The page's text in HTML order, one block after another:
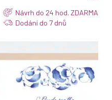
Návrh do 24 hod. ZDARMA
Dodání do 7 dnů